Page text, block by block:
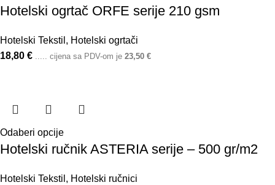
Hotelski ogrtač ORFE serije 210 gsm
Hotelski Tekstil , Hotelski ogrtači
18,80 € ..... cijena sa PDV-om je 23,50 €
Odaberi opcije
Hotelski ručnik ASTERIA serije – 500 gr/m2
Hotelski Tekstil , Hotelski ručnici